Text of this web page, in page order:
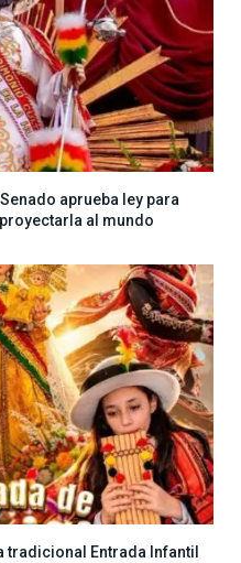
aprueba ley para
al mundo
Entrada Infantil